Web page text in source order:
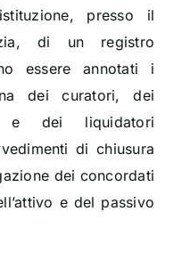
presso il
di un registro
essere annotati i
dei curatori, dei
e dei liquidatori
di chiusura
dei concordati
e del passivo